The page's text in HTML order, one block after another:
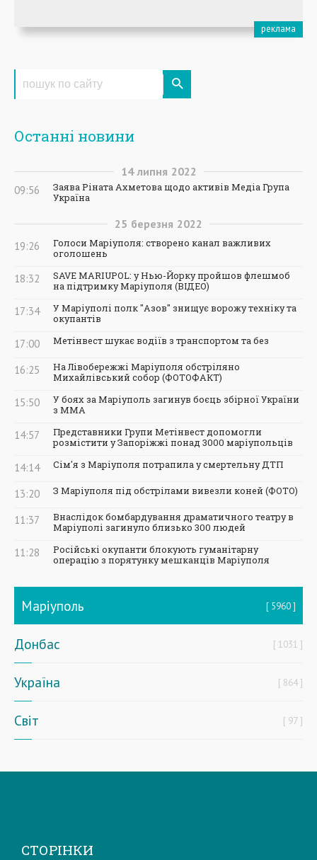
Останні новини
14 липня 2022
09:56
Заява Ріната Ахметова щодо активів Медіа Група
Україна
25 березня 2022
19:26
Голоси Маріуполя: створено канал важливих
оголошень
18:32
SAVE MARIUPOL: у Нью-Йорку пройшов флешмоб
на підтримку Маріуполя (ВІДЕО)
17:34
У Маріуполі полк "Азов" знищує ворожу техніку та
окупантів
17:00 Метінвест шукає водіїв з транспортом та без
16:25
На Лівобережжі Маріуполя обстріляно
Михайлівський собор (ФОТОФАКТ)
15:50
У боях за Маріуполь загинув боєць збірної України
з ММА
14:57
Представники Групи Метінвест допомогли
розмістити у Запоріжжі понад 3000 маріупольців
14:14 Сім'я з Маріуполя потрапила у смертельну ДТП
13:20 З Маріуполя під обстрілами вивезли коней (ФОТО)
11:37
Внаслідок бомбардування драматичного театру в
Маріуполі загинуло близько 300 людей
11:28
Російські окупанти блокують гуманітарну
операцію з порятунку мешканців Маріуполя
Маріуполь 5960
Донбас 1031
Україна 864
Світ 97
СТОРІНКИ